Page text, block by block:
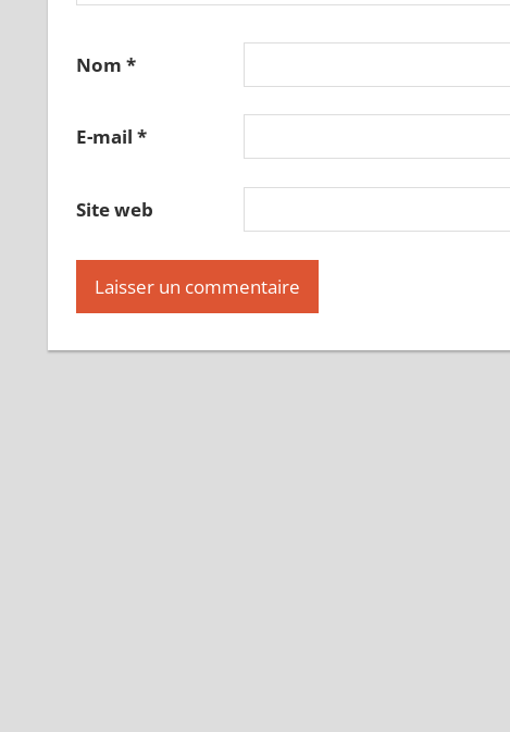
Nom *
E-mail *
Site web